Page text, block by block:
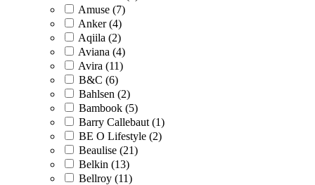
Amuse (7)
Anker (4)
Aqiila (2)
Aviana (4)
Avira (11)
B&C (6)
Bahlsen (2)
Bambook (5)
Barry Callebaut (1)
BE O Lifestyle (2)
Beaulise (21)
Belkin (13)
Bellroy (11)